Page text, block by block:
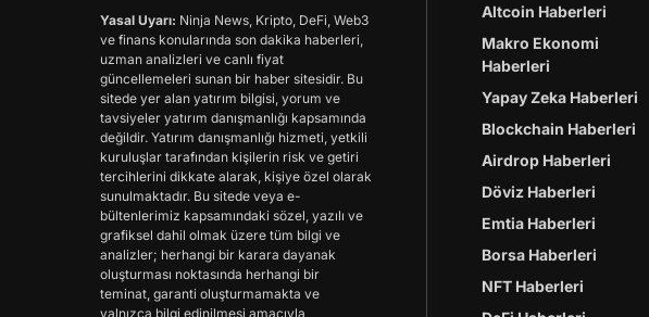
Yasal Uyarı: Ninja News, Kripto, DeFi, Web3
ve finans konularında son dakika haberleri,
uzman analizleri ve canlı fiyat
güncellemeleri sunan bir haber sitesidir. Bu
sitede yer alan yatırım bilgisi, yorum ve
tavsiyeler yatırım danışmanlığı kapsamında
değildir. Yatırım danışmanlığı hizmeti, yetkili
kuruluşlar tarafından kişilerin risk ve getiri
tercihlerini dikkate alarak, kişiye özel olarak
sunulmaktadır. Bu sitede veya e-
bültenlerimiz kapsamındaki sözel, yazılı ve
grafiksel dahil olmak üzere tüm bilgi ve
analizler; herhangi bir karara dayanak
oluşturması noktasında herhangi bir
teminat, garanti oluşturmamakta ve
yalnızca bilgi edinilmesi amacıyla
Altcoin Haberleri
Makro Ekonomi
Haberleri
Yapay Zeka Haberleri
Blockchain Haberleri
Airdrop Haberleri
Döviz Haberleri
Emtia Haberleri
Borsa Haberleri
NFT Haberleri